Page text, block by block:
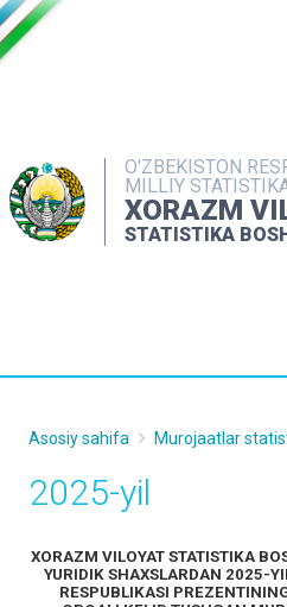
O'ZBEKISTON
MILLIY
XORAZM
STATISTIKA
INTERAKTIV
MATBUOT
Asosiy sahifa Murojaatlar
2025-yil
XORAZM VILOYAT STATISTIKA
YURIDIK SHAXSLARDAN 2025-
RESPUBLIKASI